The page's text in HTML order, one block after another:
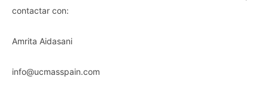
contactar con:
Amrita Aidasani
info@ucmasspain.com